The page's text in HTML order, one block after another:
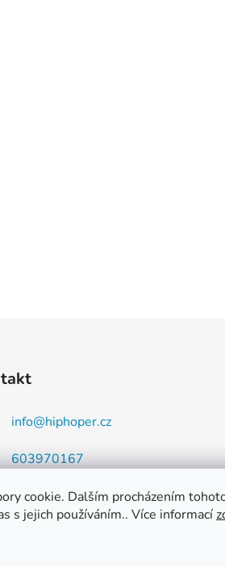
cookie. Dalším procházením
s jejich používáním.. Více informací
info@hiphoper.cz
603970167